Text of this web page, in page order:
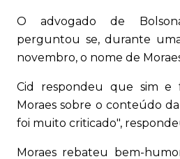
O advogado de
perguntou se, durante
novembro, o nome de
Cid respondeu que sim e
Moraes sobre o conteúdo
foi muito criticado",
Moraes rebateu bem-